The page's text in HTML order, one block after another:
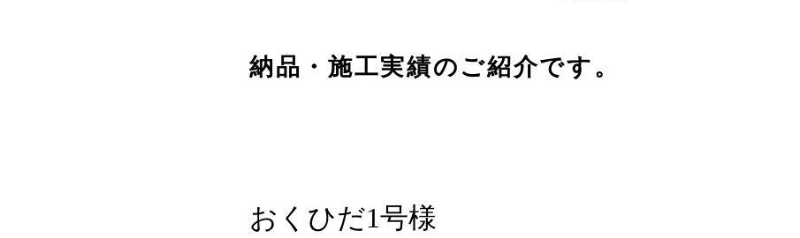
納品・施工実績のご紹介です。
おくひだ1号様